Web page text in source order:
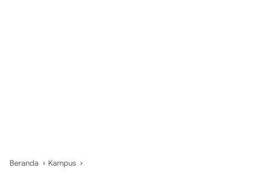
Beranda Kampus